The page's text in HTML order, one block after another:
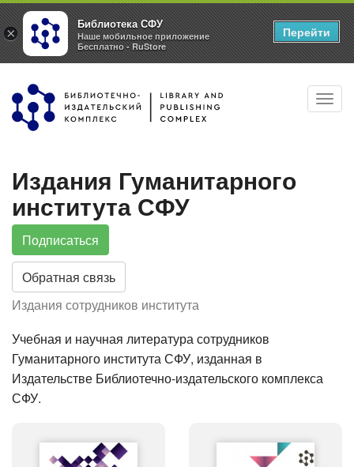
Перейти
основному
Издания Гуманитарного
института СФУ
Подписаться
Обратная связь
Издания сотрудников института
Учебная и научная литература сотрудников
Гуманитарного института СФУ, изданная в
Издательстве Библиотечно-издательского комплекса
СФУ.
×
Библиотека СФУ
Наше мобильное приложение
Бесплатно - RuStore
Перейти